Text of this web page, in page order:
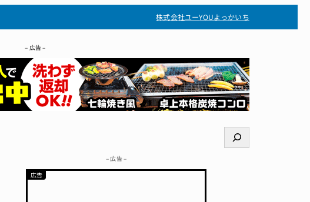
株式会社ユーYOUよっかいち
– 広告 –
検
索
– 広告 –